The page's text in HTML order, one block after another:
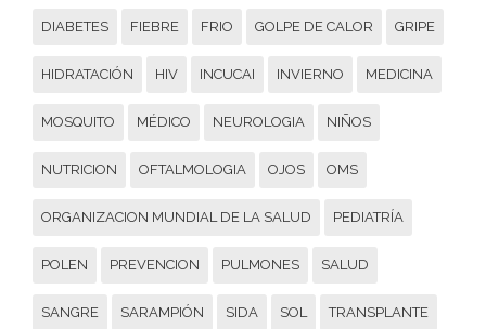
DIABETES FIEBRE FRIO GOLPE DE CALOR GRIPE
HIDRATACIÓN HIV INCUCAI INVIERNO MEDICINA
MOSQUITO MÉDICO NEUROLOGIA NIÑOS
NUTRICION OFTALMOLOGIA OJOS OMS
ORGANIZACION MUNDIAL DE LA SALUD PEDIATRÍA
POLEN PREVENCION PULMONES SALUD
SANGRE SARAMPIÓN SIDA SOL TRANSPLANTE